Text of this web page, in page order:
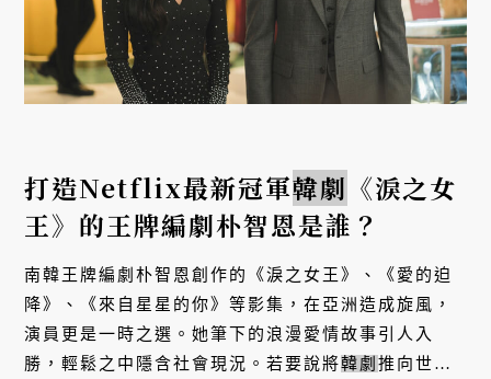
打造Netflix最新冠軍韓劇 《淚之女
王》的王牌編劇朴智恩是誰？
南韓王牌編劇朴智恩創作的《淚之女王》、《愛的迫
降》、《來自星星的你》等影集，在亞洲造成旋風，
演員更是一時之選。她筆下的浪漫愛情故事引人入
勝，輕鬆之中隱含社會現況。若要說將韓劇推向世界